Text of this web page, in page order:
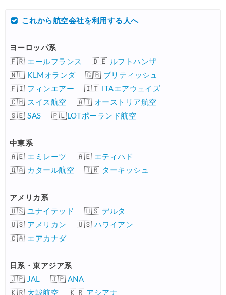
Trip.com) 海外ホテル2%OFFクーポン TRIP1
02/17 Trip.com) 海外航空券1%OFFクーポン TRIP2
02/13 HIS) 海外航空券 2,000円OFFクーポン
03/03 Trip.com) 航空券 最大3,000円OFFクーポン
02/23 Trip.com) 海外航空券 最大2,500円OFFクーポン
02/06
02/03 HIS) 旅のセレクション
02/20 サプライス) 海外航空券 3,000円OFFクーポン
02/20 HIS) 海外航空券 2,000円OFFクーポン
01/23 HIS) 夏旅キャンペーン(関西発)
これから航空会社を利用する人へ
ヨーロッパ系
🇫🇷 エールフランス 🇩🇪 ルフトハンザ
🇳🇱 KLMオランダ🇬🇧 ブリティッシュ
🇫🇮 フィンエアー 🇮🇹
ITAエアウェイズ
🇨🇭 スイス航空 🇦🇹 オーストリア航空
🇸🇪SAS 🇵🇱 LOTポーランド航空
中東系
🇦🇪 エミレーツ 🇦🇪 エティハド
🇶🇦 カタール航空 🇹🇷 ターキッシュ
アメリカ系
🇺🇸ユナイテッド 🇺🇸 デルタ
🇺🇸 アメリカン 🇺🇸 ハワイアン
🇨🇦 エアカナダ
日系・東アジア系
🇯🇵 JAL 🇯🇵 ANA
🇰🇷 大韓航空 🇰🇷 アシアナ